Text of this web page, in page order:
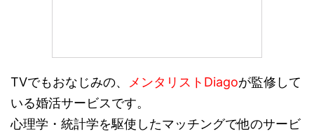
TVでもおなじみの、 メンタリストDiagoが監修して
いる婚活サービスです。
心理学・統計学を駆使したマッチングで他のサービ